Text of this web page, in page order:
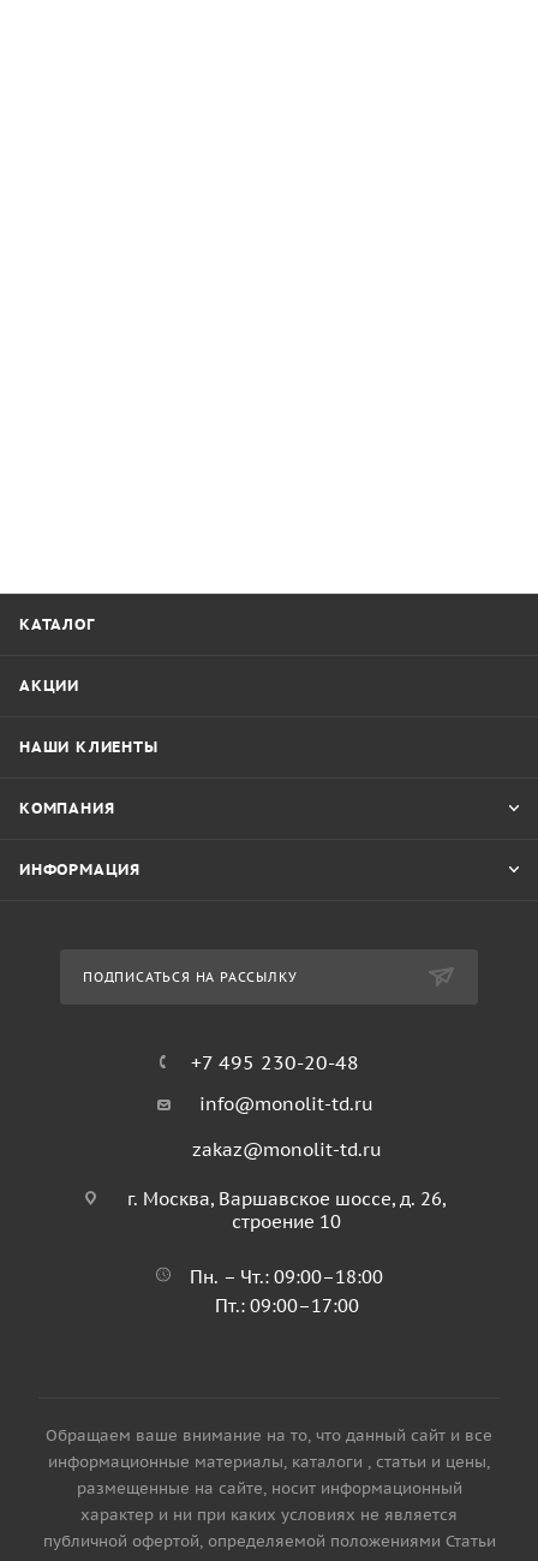
КАТАЛОГ
АКЦИИ
НАШИ КЛИЕНТЫ
КОМПАНИЯ
ИНФОРМАЦИЯ
ПОДПИСАТЬСЯ НА РАССЫЛКУ
+7 495 230-20-48
info@monolit-td.ru
zakaz@monolit-td.ru
г. Москва, Варшавское шоссе, д. 26,
строение 10
Пн. – Чт.: 09:00–18:00
Пт.: 09:00–17:00
Обращаем ваше внимание на то, что данный сайт и все
информационные материалы, каталоги , статьи и цены,
размещенные на сайте, носит информационный
характер и ни при каких условиях не является
публичной офертой, определяемой положениями Статьи